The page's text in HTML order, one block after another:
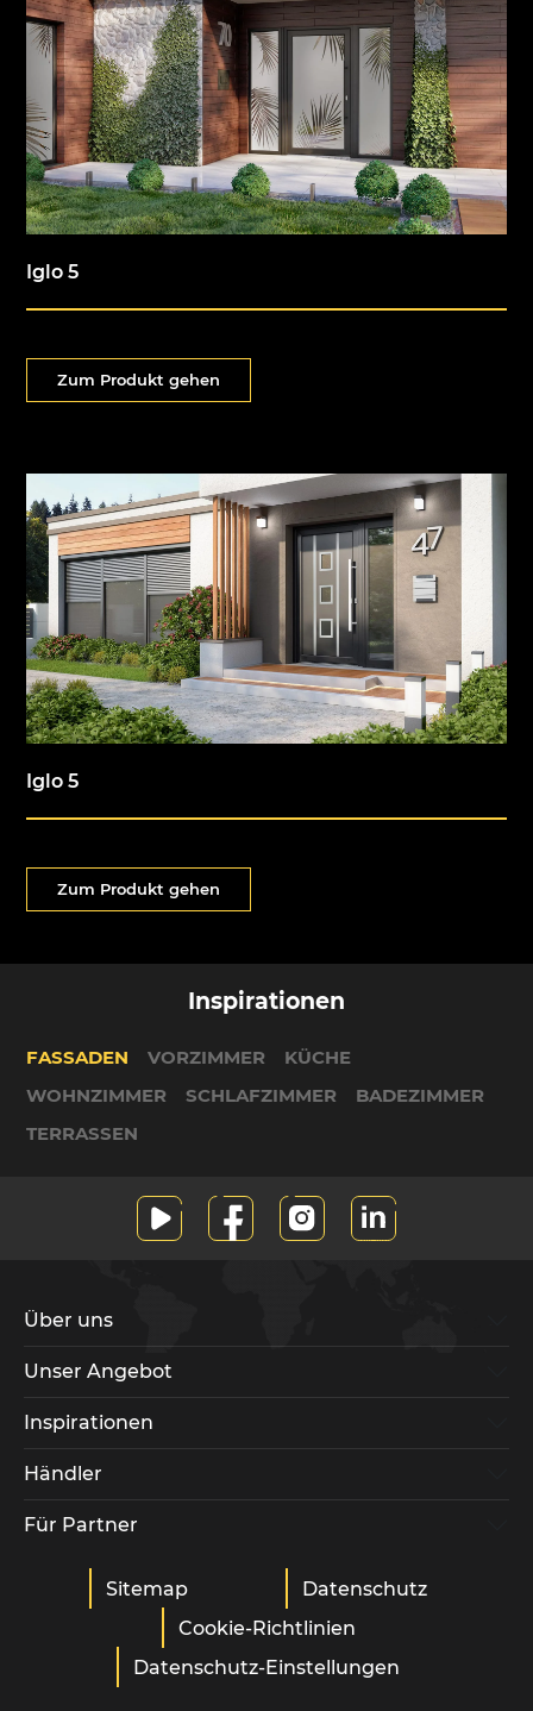
Iglo 5
Zum Produkt gehen
Iglo 5
Zum Produkt gehen
Inspirationen
FASSADEN VORZIMMER
KÜCHE
WOHNZIMMER
SCHLAFZIMMER
BADEZIMMER
TERRASSEN
Über uns
Unser Angebot
Inspirationen
Händler
Für Partner
Sitemap
Datenschutz
Cookie-Richtlinien
Datenschutz-Einstellungen